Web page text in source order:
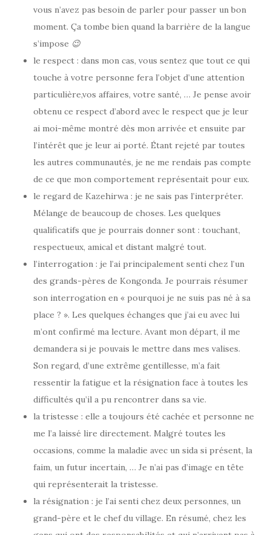
vous n’avez pas besoin de parler pour passer un bon
moment. Ça tombe bien quand la barrière de la langue
s’impose 😉
le respect : dans mon cas, vous sentez que tout ce qui
touche à votre personne fera l’objet d’une attention
particulière,vos affaires, votre santé, … Je pense avoir
obtenu ce respect d’abord avec le respect que je leur
ai moi-même montré dès mon arrivée et ensuite par
l’intérêt que je leur ai porté. Étant rejeté par toutes
les autres communautés, je ne me rendais pas compte
de ce que mon comportement représentait pour eux.
le regard de Kazehirwa : je ne sais pas l’interpréter.
Mélange de beaucoup de choses. Les quelques
qualificatifs que je pourrais donner sont : touchant,
respectueux, amical et distant malgré tout.
l’interrogation : je l’ai principalement senti chez l’un
des grands-pères de Kongonda. Je pourrais résumer
son interrogation en « pourquoi je ne suis pas né à sa
place ? ». Les quelques échanges que j’ai eu avec lui
m’ont confirmé ma lecture. Avant mon départ, il me
demandera si je pouvais le mettre dans mes valises.
Son regard, d’une extrême gentillesse, m’a fait
ressentir la fatigue et la résignation face à toutes les
difficultés qu’il a pu rencontrer dans sa vie.
la tristesse : elle a toujours été cachée et personne ne
me l’a laissé lire directement. Malgré toutes les
occasions, comme la maladie avec un sida si présent, la
faim, un futur incertain, … Je n’ai pas d’image en tête
qui représenterait la tristesse.
la résignation : je l’ai senti chez deux personnes, un
grand-père et le chef du village. En résumé, chez les